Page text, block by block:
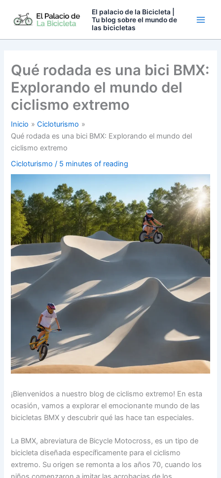
El palacio de la Bicicleta |
Tu blog sobre el mundo de
las bicicletas
Qué rodada es una bici BMX:
Explorando el mundo del
ciclismo extremo
Inicio
Cicloturismo
Qué rodada es una bici BMX: Explorando el mundo del
ciclismo extremo
Cicloturismo / 5 minutes of reading
¡Bienvenidos a nuestro blog de ciclismo extremo! En esta
ocasión, vamos a explorar el emocionante mundo de las
bicicletas BMX y descubrir qué las hace tan especiales.
La BMX, abreviatura de Bicycle Motocross, es un tipo de
bicicleta diseñada específicamente para el ciclismo
extremo. Su origen se remonta a los años 70, cuando los